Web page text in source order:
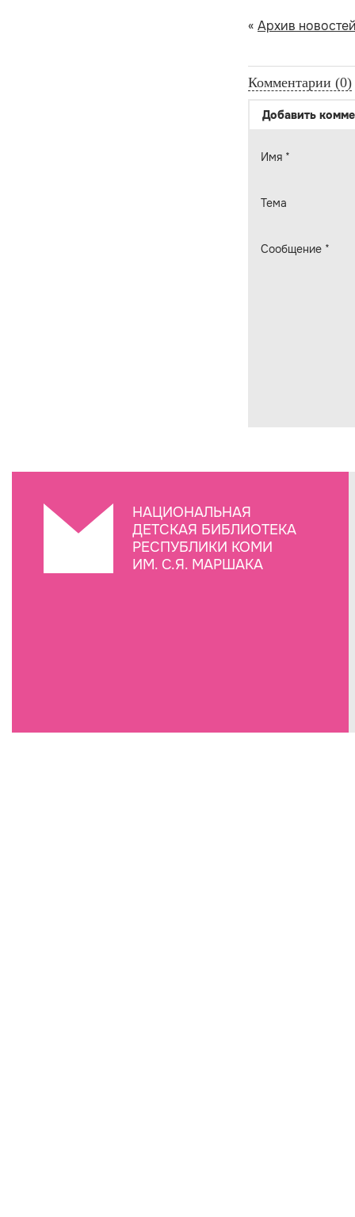
« Архив
Комментарии (0)
Добавить
Имя *
Тема
Сообщение *
НАЦИОНАЛЬНАЯ
ДЕТСКАЯ БИБЛИОТЕКА
РЕСПУБЛИКИ КОМИ
ИМ. С.Я. МАРШАКА